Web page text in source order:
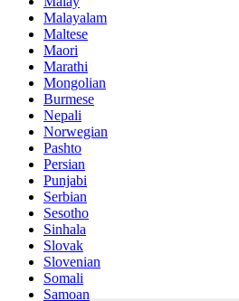
Malayalam
Maltese
Maori
Marathi
Mongolian
Burmese
Nepali
Norwegian
Pashto
Persian
Punjabi
Serbian
Sesotho
Sinhala
Slovak
Slovenian
Somali
Samoan